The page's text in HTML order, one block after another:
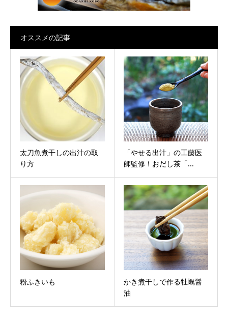
オススメの記事
太刀魚煮干しの出汁の取
り方
「やせる出汁」の工藤医
師監修！おだし茶「...
粉ふきいも
かき煮干しで作る牡蠣醤
油